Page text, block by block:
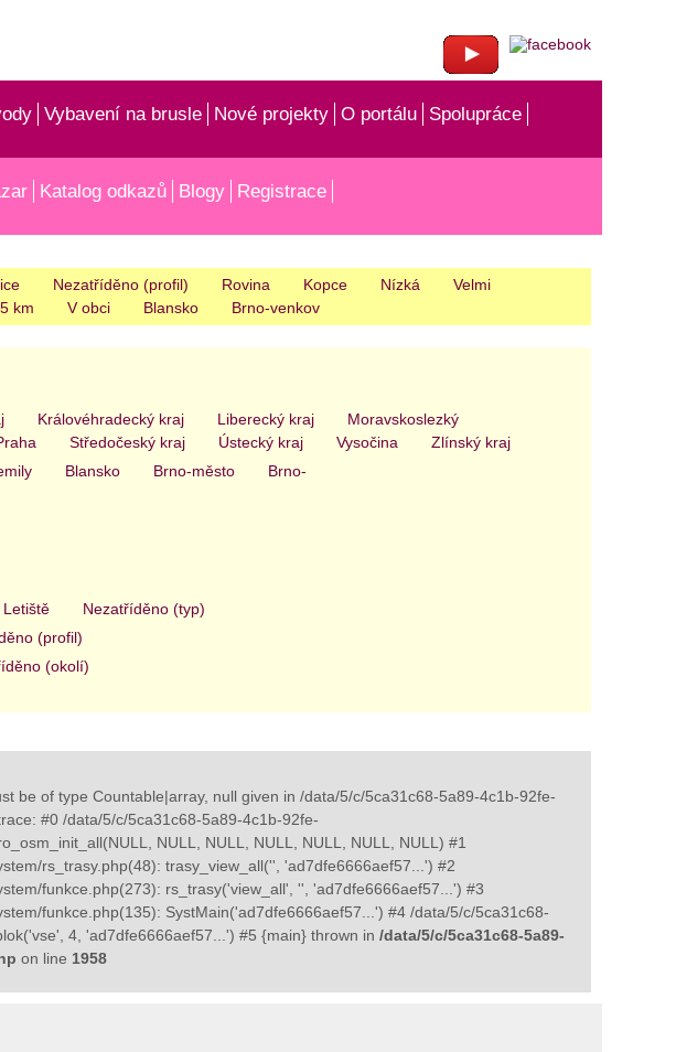
Vybavení na brusle Nové projekty O portálu Spolupráce
Katalog odkazů Blogy Registrace
Nezatříděno (profil) Rovina Kopce Nízká
Velmi
km V obci Blansko Brno-venkov
Královéhradecký kraj Liberecký kraj
Moravskoslezký
Středočeský kraj Ústecký kraj Vysočina
Zlínský kraj
Blansko Brno-město
Brno-
Letiště
Nezatříděno (typ)
(profil)
(okolí)
be of type Countable|array, null given in /data/5/c/5ca31c68-5a89-4c1b-92fe-
#0 /data/5/c/5ca31c68-5a89-4c1b-92fe-
NULL, NULL, NULL, NULL, NULL, NULL) #1
rs_trasy.php(48): trasy_view_all('', 'ad7dfe6666aef57...') #2
funkce.php(273): rs_trasy('view_all', '', 'ad7dfe6666aef57...') #3
funkce.php(135): SystMain('ad7dfe6666aef57...') #4 /data/5/c/5ca31c68-
4, 'ad7dfe6666aef57...') #5 {main} thrown in /data/5/c/5ca31c68-5a89-
on line 1958